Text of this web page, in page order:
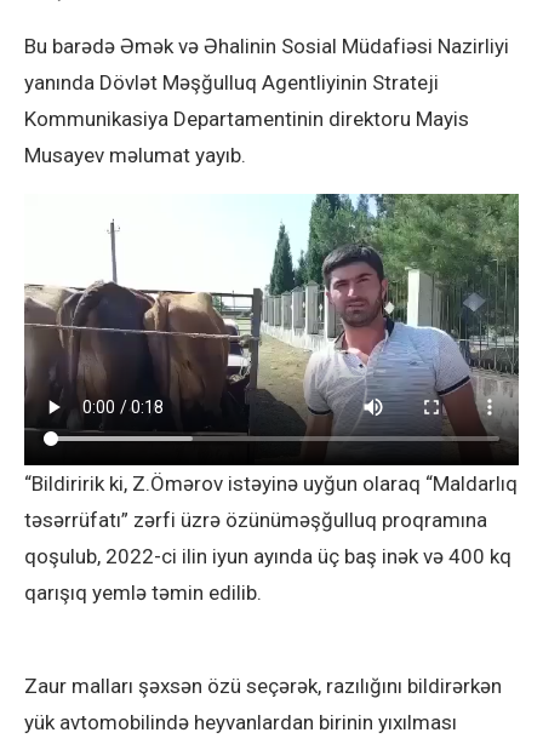
Bu barədə Əmək və Əhalinin Sosial Müdafiəsi Nazirliyi
yanında Dövlət Məşğulluq Agentliyinin Strateji
Kommunikasiya Departamentinin direktoru Mayis
Musayev məlumat yayıb.
“Bildiririk ki, Z.Ömərov istəyinə uyğun olaraq “Maldarlıq
təsərrüfatı” zərfi üzrə özünüməşğulluq proqramına
qoşulub, 2022-ci ilin iyun ayında üç baş inək və 400 kq
qarışıq yemlə təmin edilib.
Zaur malları şəxsən özü seçərək, razılığını bildirərkən
yük avtomobilində heyvanlardan birinin yıxılması